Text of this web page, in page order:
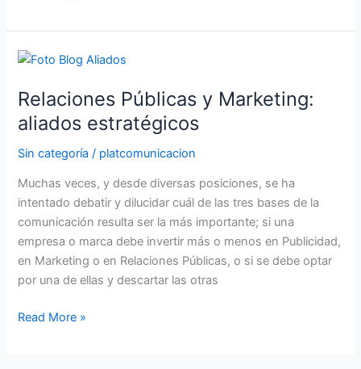
Relaciones Públicas y Marketing:
aliados estratégicos
Sin categoría / platcomunicacion
Muchas veces, y desde diversas posiciones, se ha
intentado debatir y dilucidar cuál de las tres bases de la
comunicación resulta ser la más importante; si una
empresa o marca debe invertir más o menos en Publicidad,
en Marketing o en Relaciones Públicas, o si se debe optar
por una de ellas y descartar las otras
Relaciones
y
Marketing:
aliados
estratégicos
Read More »